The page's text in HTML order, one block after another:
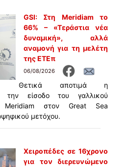
GSI: Στη Meridiam το
66% – «Τεράστια νέα
δυναμική», αλλά
αναμονή για τη μελέτη
της ΕΤΕπ
06/08/2026
Θετικά αποτιμά η
την είσοδο του γαλλικού
Meridiam στον Great Sea
μετόχου.
Χειροπέδες σε 16χρονο
για τον διερευνώμενο